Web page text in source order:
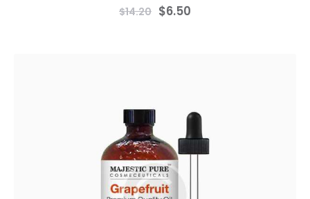
$14.20 $6.50